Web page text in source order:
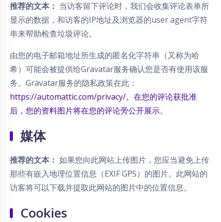
推荐的文本： 当访客留下评论时，我们会收集评论表单所
显示的数据，和访客的IP地址及浏览器的user agent字符
串来帮助检查垃圾评论。
由您的电子邮箱地址所生成的匿名化字符串（又称为哈
希）可能会被提供给Gravatar服务确认您是否有使用该服
务。Gravatar服务的隐私政策在此：
https://automattic.com/privacy/。在您的评论获批准
后，您的资料图片将在您的评论旁公开展示。
媒体
推荐的文本： 如果您向此网站上传图片，您应当避免上传
那些有嵌入地理位置信息（EXIF GPS）的图片。此网站的
访客将可以下载并提取此网站的图片中的位置信息。
Cookies